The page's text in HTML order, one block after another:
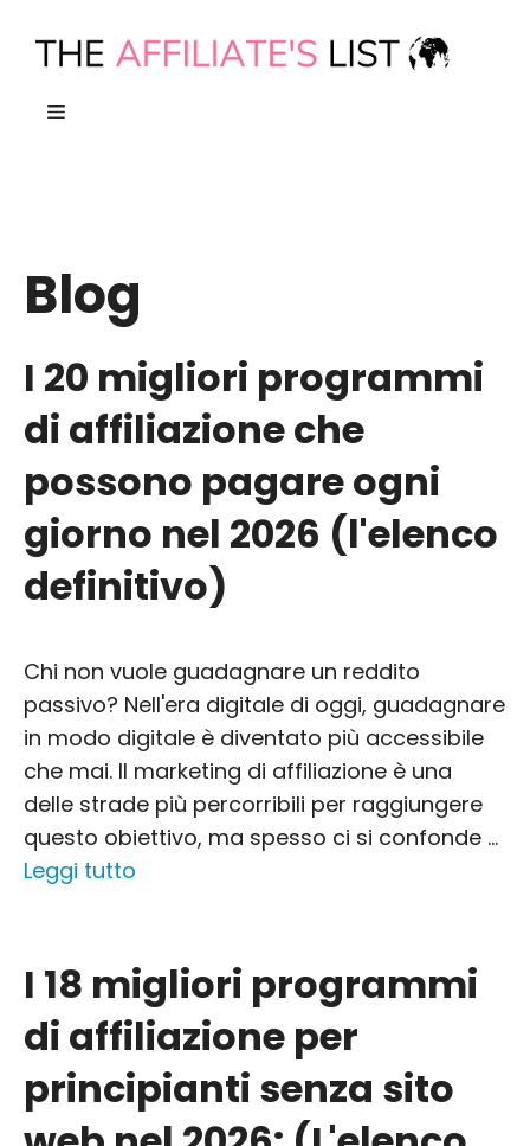
MENU
Blog
I 20 migliori programmi
di affiliazione che
possono pagare ogni
giorno nel 2026 (l'elenco
definitivo)
Chi non vuole guadagnare un reddito
passivo? Nell'era digitale di oggi, guadagnare
in modo digitale è diventato più accessibile
che mai. Il marketing di affiliazione è una
delle strade più percorribili per raggiungere
questo obiettivo, ma spesso ci si confonde ...
Leggi tutto
I 18 migliori programmi
di affiliazione per
principianti senza sito